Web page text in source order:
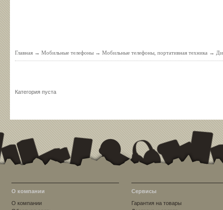
Главная → Мобильные телефоны → Мобильные телефоны, портативная техника →
Категория пуста
О компании
О компании
Сервисы
Гарантия на товары